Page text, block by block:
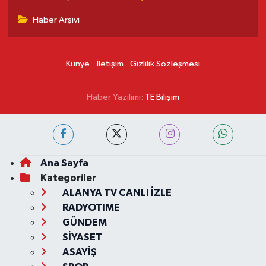
Haber Arşivi
Künye İletişim Gizlilik Sözleşmesi
Haber Yazılımı: TE Bilişim
Ana Sayfa
Kategoriler
ALANYA TV CANLI İZLE
RADYOTIME
GÜNDEM
SİYASET
ASAYİŞ